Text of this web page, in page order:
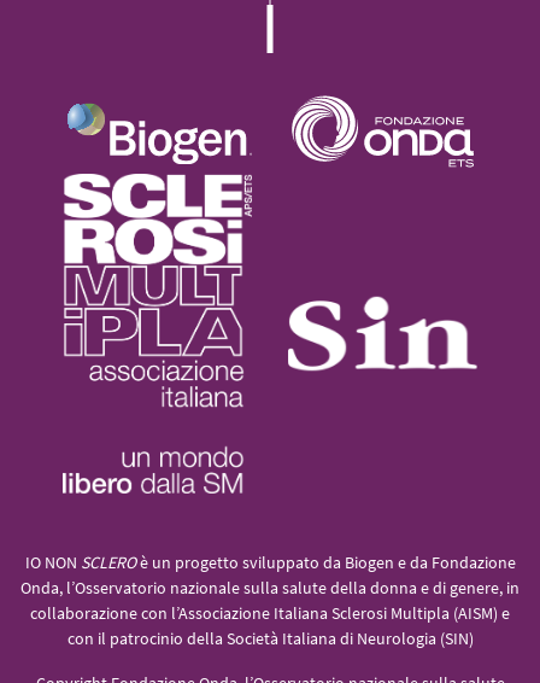
IO NON SCLEROè un progetto sviluppato da Biogen e da Fondazione
Onda, l’Osservatorio nazionale sulla salute della donna e di genere, in
collaborazione con l’Associazione Italiana Sclerosi Multipla (AISM) e
con il patrocinio della Società Italiana di Neurologia (SIN)